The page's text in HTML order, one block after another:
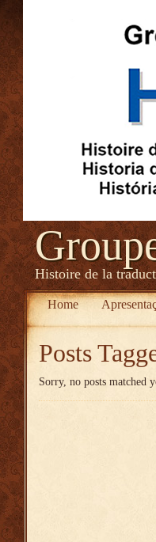
Histoire de la
Home
Posts
Sorry, no posts matched